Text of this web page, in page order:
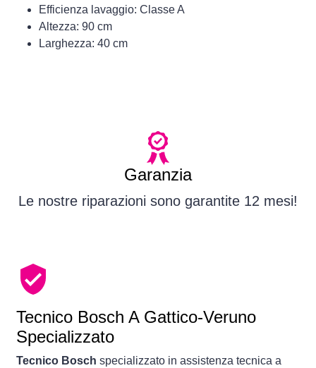
Efficienza lavaggio: Classe A
Altezza: 90 cm
Larghezza: 40 cm
Garanzia
Le nostre riparazioni sono garantite 12 mesi!
Tecnico Bosch A Gattico-Veruno
Specializzato
Tecnico Bosch specializzato in assistenza tecnica a